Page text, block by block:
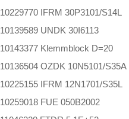
10229770 IFRM 30P3101/S14L
10139589 UNDK 30I6113
10143377 Klemmblock D=20
10136504 OZDK 10N5101/S35A
10225155 IFRM 12N1701/S35L
10259018 FUE 050B2002